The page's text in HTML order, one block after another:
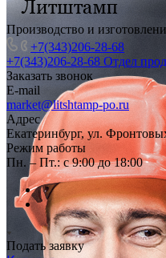
Производство и
+7(343)206-28-68
+7(343)206-28-68 Отдел
Заказать звонок
E-mail
market@litshtamp-po.ru
Адрес
Екатеринбург, ул.
Режим работы
Пн. – Пт.: с 9:00 до 18:00
Подать заявку